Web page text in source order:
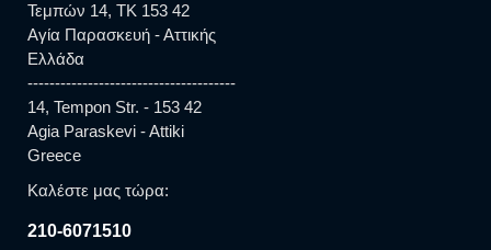
Τεμπών 14, TK 153 42
Αγία Παρασκευή - Αττικής
Ελλάδα
--------------------------------------
14, Tempon Str. - 153 42
Agia Paraskevi - Attiki
Greece
Καλέστε μας τώρα:
210-6071510